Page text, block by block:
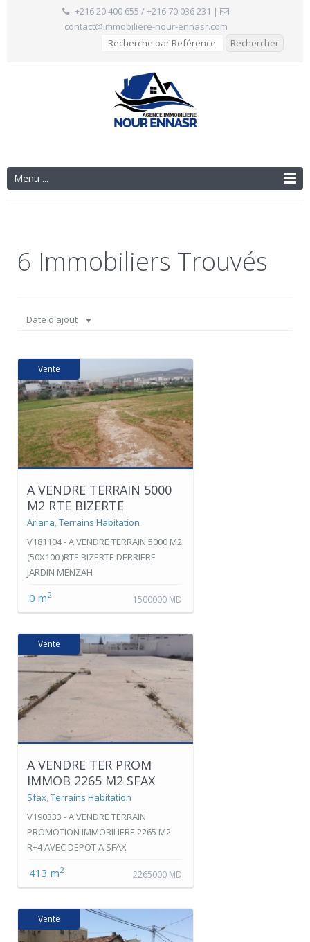
+216 20 400 655 / +216 70 036 231 |
contact@immobiliere-nour-ennasr.com
Menu ...
6 Immobiliers Trouvés
Date d'ajout
Vente
A VENDRE TERRAIN 5000
M2 RTE BIZERTE
Ariana,Terrains Habitation
V181104 - A VENDRE TERRAIN 5000 M2
(50X100 )RTE BIZERTE DERRIERE
JARDIN MENZAH
0 m2 1500000 MD
Vente
A VENDRE TER PROM
IMMOB 2265 M2 SFAX
Sfax,Terrains Habitation
V190333 - A VENDRE TERRAIN
PROMOTION IMMOBILIERE 2265 M2
R+4 AVEC DEPOT A SFAX
413 m2 2265000 MD
Vente